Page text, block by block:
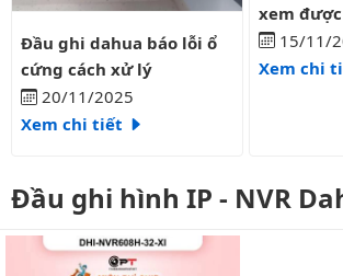
Đầu ghi dahua báo lỗi ổ cứng cách xử lý
Đầu ghi dahua báo lỗi ổ
cứng cách xử lý
20/11/2025
Xem chi tiết
xem
15/11/
Xem chi
Đầu ghi hình IP - NVR